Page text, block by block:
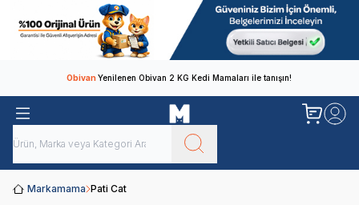
ObivanYenilenen Obivan 2 KG Kedi Mamaları ile tanışın!
Markamama Pati Cat